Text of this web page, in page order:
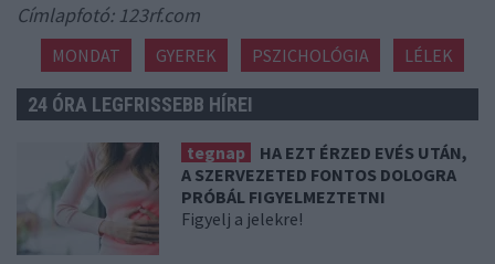
Címlapfotó: 123rf.com
MONDAT GYEREK PSZICHOLÓGIA LÉLEK
24 ÓRA LEGFRISSEBB HÍREI
tegnap
HA EZT ÉRZED EVÉS UTÁN,
A SZERVEZETED FONTOS DOLOGRA
PRÓBÁL FIGYELMEZTETNI
Figyelj a jelekre!